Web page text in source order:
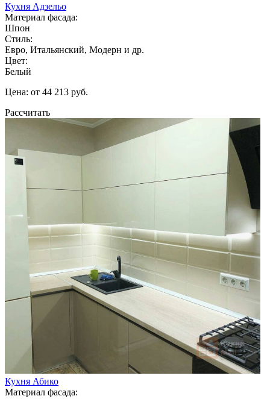
Кухня Адзельо
Материал фасада:
Шпон
Стиль:
Евро, Итальянский, Модерн и др.
Цвет:
Белый
Цена: от 44 213 руб.
Рассчитать
Кухня Абико
Материал фасада: